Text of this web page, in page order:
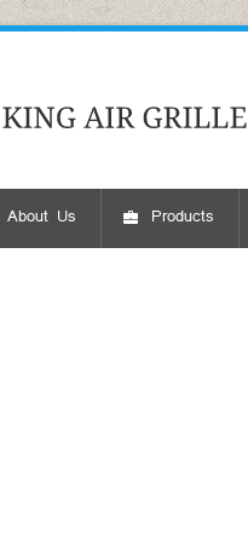
About Us Products